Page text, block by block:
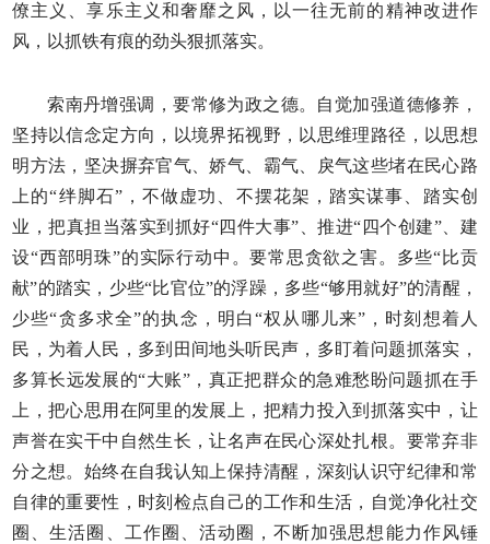
僚主义、享乐主义和奢靡之风，以一往无前的精神改进作
风，以抓铁有痕的劲头狠抓落实。
索南丹增强调，要常修为政之德。自觉加强道德修养，
坚持以信念定方向，以境界拓视野，以思维理路径，以思想
明方法，坚决摒弃官气、娇气、霸气、戾气这些堵在民心路
上的“绊脚石”，不做虚功、不摆花架，踏实谋事、踏实创
业，把真担当落实到抓好“四件大事”、推进“四个创建”、建
设“西部明珠”的实际行动中。要常思贪欲之害。多些“比贡
献”的踏实，少些“比官位”的浮躁，多些“够用就好”的清醒，
少些“贪多求全”的执念，明白“权从哪儿来”，时刻想着人
民，为着人民，多到田间地头听民声，多盯着问题抓落实，
多算长远发展的“大账”，真正把群众的急难愁盼问题抓在手
上，把心思用在阿里的发展上，把精力投入到抓落实中，让
声誉在实干中自然生长，让名声在民心深处扎根。要常弃非
分之想。始终在自我认知上保持清醒，深刻认识守纪律和常
自律的重要性，时刻检点自己的工作和生活，自觉净化社交
圈、生活圈、工作圈、活动圈，不断加强思想能力作风锤